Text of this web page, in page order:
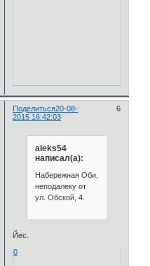
Поделиться 6
20-08-
2015 16:42:03
aleks54
написал(а):
Набережная Оби,
неподалеку от
ул. Обской, 4.
Йес.
0